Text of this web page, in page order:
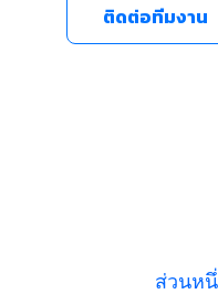
ติดต่อทีมงาน
ส่วนห